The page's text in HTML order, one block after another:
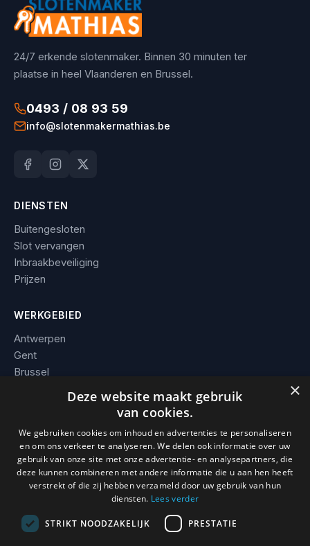
24/7 erkende slotenmaker. Binnen 30 minuten ter
plaatse in heel Vlaanderen en Brussel.
0493 / 08 93 59
info@slotenmakermathias.be
DIENSTEN
Buitengesloten
Slot vervangen
Inbraakbeveiliging
Prijzen
WERKGEBIED
Antwerpen
Gent
Brussel
Alle steden →
BEDRIJF
Contact
Werkgebied
×
Deze website maakt gebruik
van cookies.
We gebruiken cookies om inhoud en advertenties te personaliseren
en om ons verkeer te analyseren. We delen ook informatie over uw
gebruik van onze site met onze advertentie- en analysepartners, die
deze kunnen combineren met andere informatie die u aan hen heeft
verstrekt of die zij hebben verzameld door uw gebruik van hun
diensten. Lees verder
STRIKT NOODZAKELIJK PRESTATIE